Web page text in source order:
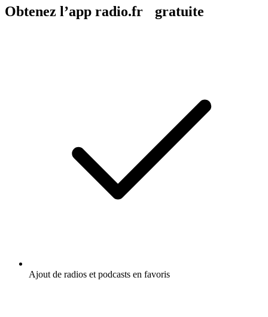
Obtenez l’app radio.fr gratuite
Ajout de radios et podcasts en favoris